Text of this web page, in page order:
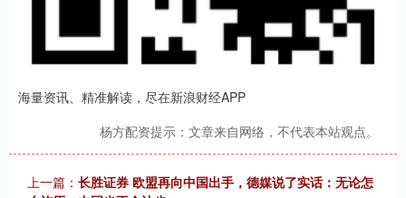
海量资讯、精准解读，尽在新浪财经APP
杨方配资提示：文章来自网络，不代表本站观点。
上一篇： 长胜证券 欧盟再向中国出手，德媒说了实话：无论怎